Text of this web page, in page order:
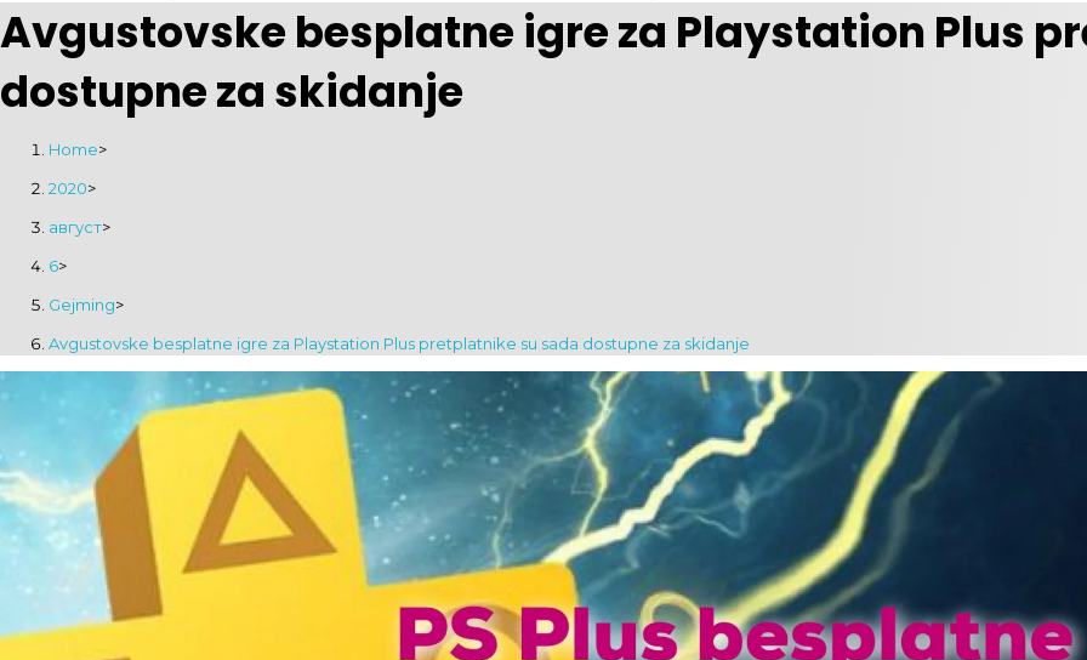
Avgustovske besplatne igre za Playstation Plus
dostupne za skidanje
Home>
2020>
август>
6>
Gejming>
Avgustovske besplatne igre za Playstation Plus pretplatnike su sada dostupne za skidanje